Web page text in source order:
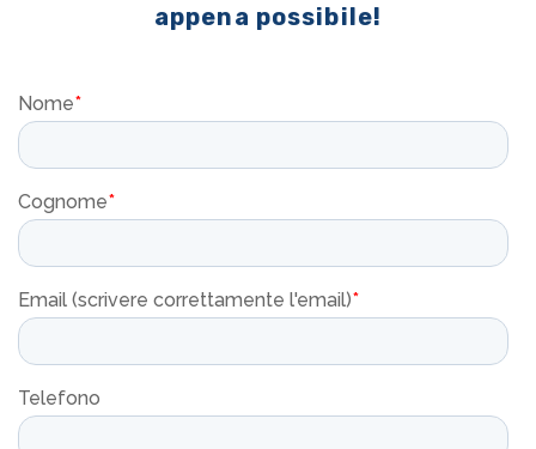
appena possibile!